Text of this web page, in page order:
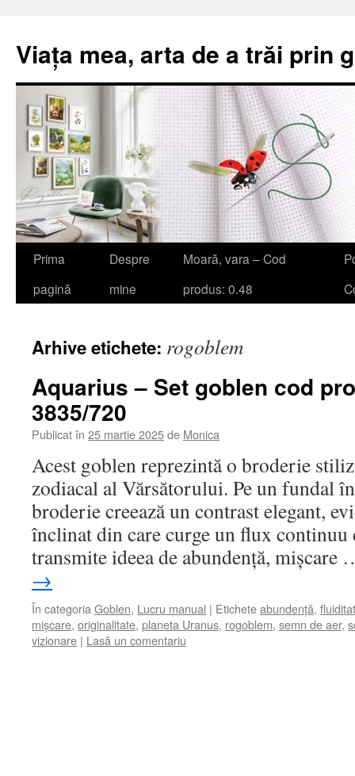
Viața mea, arta de a trăi prin
Sari
Prima
pagină
Despre
mine
Moară, vara – Cod
produs: 0.48
Arhive etichete: rogoblem
Aquarius – Set goblen cod
3835/720
Publicat în 25 martie 2025de Monica
Acest goblen reprezintă o broderie
zodiacal al Vărsătorului. Pe un fundal
broderie creează un contrast elegant,
înclinat din care curge un flux continuu
transmite ideea de abundență,
→
În categoria Goblen, Lucru manual | Eticheteabundență,
mișcare, originalitate, planeta Uranus, rogoblem, semn de aer,
vizionare | Lasă un comentariu